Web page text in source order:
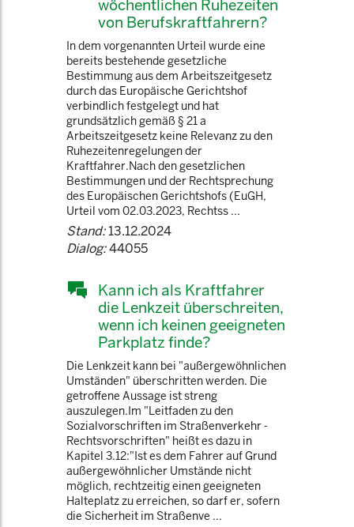
wöchentlichen Ruhezeiten
von Berufskraftfahrern?
In dem vorgenannten Urteil wurde eine
bereits bestehende gesetzliche
Bestimmung aus dem Arbeitszeitgesetz
durch das Europäische Gerichtshof
verbindlich festgelegt und hat
grundsätzlich gemäß § 21 a
Arbeitszeitgesetz keine Relevanz zu den
Ruhezeitenregelungen der
Kraftfahrer.Nach den gesetzlichen
Bestimmungen und der Rechtsprechung
des Europäischen Gerichtshofs (EuGH,
Urteil vom 02.03.2023, Rechtss ...
Stand:13.12.2024
Dialog:44055
Kann ich als Kraftfahrer
die Lenkzeit überschreiten,
wenn ich keinen geeigneten
Parkplatz finde?
Die Lenkzeit kann bei "außergewöhnlichen
Umständen" überschritten werden. Die
getroffene Aussage ist streng
auszulegen.Im "Leitfaden zu den
Sozialvorschriften im Straßenverkehr -
Rechtsvorschriften" heißt es dazu in
Kapitel 3.12:"Ist es dem Fahrer auf Grund
außergewöhnlicher Umstände nicht
möglich, rechtzeitig einen geeigneten
Halteplatz zu erreichen, so darf er, sofern
die Sicherheit im Straßenve ...